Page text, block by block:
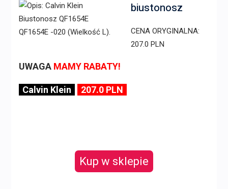
biustonosz
CENA ORYGINALNA:
207.0 PLN
UWAGA MAMY RABATY!
Calvin Klein 207.0 PLN
Kup w sklepie